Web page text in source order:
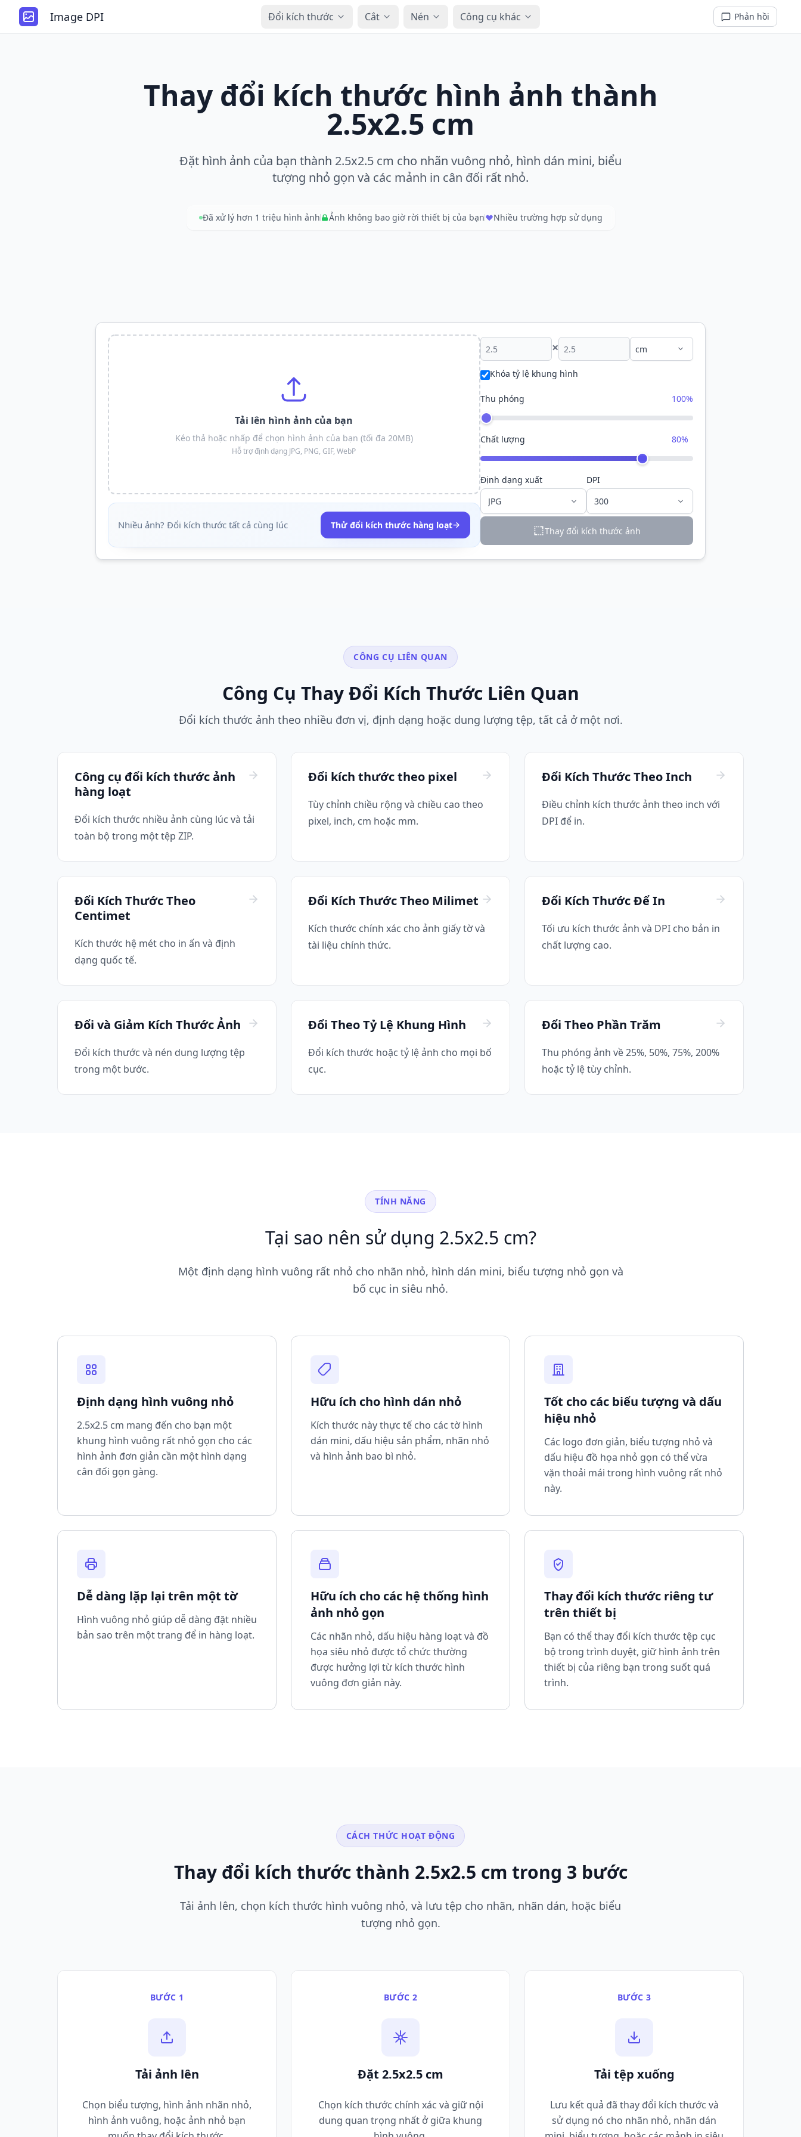
Image DPI Đổi kích thước Cắt Nén Công cụ khác Phản hồi
Thay đổi kích thước hình ảnh thành
2.5x2.5 cm
Đặt hình ảnh của bạn thành 2.5x2.5 cm cho nhãn vuông nhỏ, hình dán mini, biểu
tượng nhỏ gọn và các mảnh in cân đối rất nhỏ.
Đã xử lý hơn 1 triệu hình ảnh Ảnh không bao giờ rời thiết bị của bạn Nhiều trường hợp sử dụng
Tải lên hình ảnh của bạn
Kéo thả hoặc nhấp để chọn hình ảnh của bạn (tối đa 20MB)
Hỗ trợ định dạng JPG, PNG, GIF, WebP
Nhiều ảnh? Đổi kích thước tất cả cùng lúc Thử đổi kích thước hàng loạt→
×
Khóa tỷ lệ khung hình
Thu phóng 100%
Chất lượng 80%
Định dạng xuất DPI
Thay đổi kích thước ảnh
CÔNG CỤ LIÊN QUAN
Công Cụ Thay Đổi Kích Thước Liên Quan
Đổi kích thước ảnh theo nhiều đơn vị, định dạng hoặc dung lượng tệp, tất cả ở một nơi.
Công cụ đổi kích thước ảnh
hàng loạt
Đổi kích thước nhiều ảnh cùng lúc và tải
toàn bộ trong một tệp ZIP.
Đổi kích thước theo pixel
Tùy chỉnh chiều rộng và chiều cao theo
pixel, inch, cm hoặc mm.
Đổi Kích Thước Theo Inch
Điều chỉnh kích thước ảnh theo inch với
DPI để in.
Đổi Kích Thước Theo
Centimet
Kích thước hệ mét cho in ấn và định
dạng quốc tế.
Đổi Kích Thước Theo Milimet
Kích thước chính xác cho ảnh giấy tờ và
tài liệu chính thức.
Đổi Kích Thước Để In
Tối ưu kích thước ảnh và DPI cho bản in
chất lượng cao.
Đổi và Giảm Kích Thước Ảnh
Đổi kích thước và nén dung lượng tệp
trong một bước.
Đổi Theo Tỷ Lệ Khung Hình
Đổi kích thước hoặc tỷ lệ ảnh cho mọi bố
cục.
Đổi Theo Phần Trăm
Thu phóng ảnh về 25%, 50%, 75%, 200%
hoặc tỷ lệ tùy chỉnh.
TÍNH NĂNG
Tại sao nên sử dụng 2.5x2.5 cm?
Một định dạng hình vuông rất nhỏ cho nhãn nhỏ, hình dán mini, biểu tượng nhỏ gọn và
bố cục in siêu nhỏ.
Định dạng hình vuông nhỏ
2.5x2.5 cm mang đến cho bạn một
khung hình vuông rất nhỏ gọn cho các
hình ảnh đơn giản cần một hình dạng
cân đối gọn gàng.
Hữu ích cho hình dán nhỏ
Kích thước này thực tế cho các tờ hình
dán mini, dấu hiệu sản phẩm, nhãn nhỏ
và hình ảnh bao bì nhỏ.
Tốt cho các biểu tượng và dấu
hiệu nhỏ
Các logo đơn giản, biểu tượng nhỏ và
dấu hiệu đồ họa nhỏ gọn có thể vừa
vặn thoải mái trong hình vuông rất nhỏ
này.
Dễ dàng lặp lại trên một tờ
Hình vuông nhỏ giúp dễ dàng đặt nhiều
bản sao trên một trang để in hàng loạt.
Hữu ích cho các hệ thống hình
ảnh nhỏ gọn
Các nhãn nhỏ, dấu hiệu hàng loạt và đồ
họa siêu nhỏ được tổ chức thường
được hưởng lợi từ kích thước hình
vuông đơn giản này.
Thay đổi kích thước riêng tư
trên thiết bị
Bạn có thể thay đổi kích thước tệp cục
bộ trong trình duyệt, giữ hình ảnh trên
thiết bị của riêng bạn trong suốt quá
trình.
CÁCH THỨC HOẠT ĐỘNG
Thay đổi kích thước thành 2.5x2.5 cm trong 3 bước
Tải ảnh lên, chọn kích thước hình vuông nhỏ, và lưu tệp cho nhãn, nhãn dán, hoặc biểu
tượng nhỏ gọn.
BƯỚC 1
Tải ảnh lên
Chọn biểu tượng, hình ảnh nhãn nhỏ,
hình ảnh vuông, hoặc ảnh nhỏ bạn
BƯỚC 2
Đặt 2.5x2.5 cm
Chọn kích thước chính xác và giữ nội
dung quan trọng nhất ở giữa khung
BƯỚC 3
Tải tệp xuống
Lưu kết quả đã thay đổi kích thước và
sử dụng nó cho nhãn nhỏ, nhãn dán